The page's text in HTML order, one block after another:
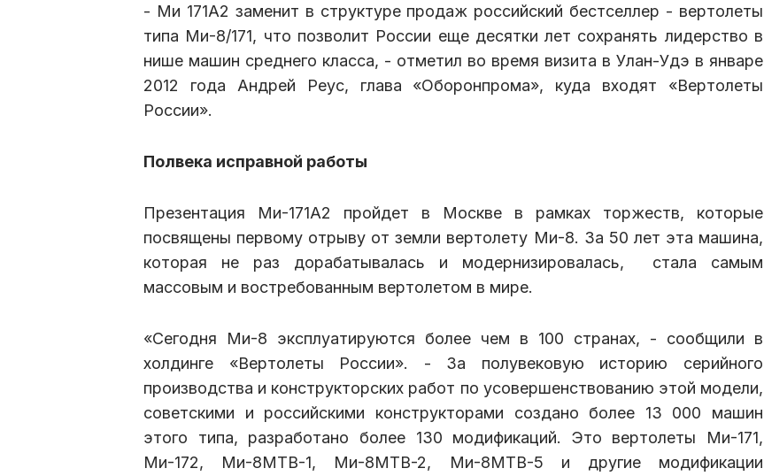
- Ми 171А2 заменит в структуре продаж российский бестселлер - вертолеты
типа Ми-8/171, что позволит России еще десятки лет сохранять лидерство в
нише машин среднего класса, - отметил во время визита в Улан-Удэ в январе
2012 года Андрей Реус, глава «Оборонпрома», куда входят «Вертолеты
России».
Полвека исправной работы
Презентация Ми-171А2 пройдет в Москве в рамках торжеств, которые
посвящены первому отрыву от земли вертолету Ми-8. За 50 лет эта машина,
которая не раз дорабатывалась и модернизировалась, стала самым
массовым и востребованным вертолетом в мире.
«Сегодня Ми-8 эксплуатируются более чем в 100 странах, - сообщили в
холдинге «Вертолеты России». - За полувековую историю серийного
производства и конструкторских работ по усовершенствованию этой модели,
советскими и российскими конструкторами создано более 13 000 машин
этого типа, разработано более 130 модификаций. Это вертолеты Ми-171,
Ми-172, Ми-8МТВ-1, Ми-8МТВ-2, Ми-8МТВ-5 и другие модификации